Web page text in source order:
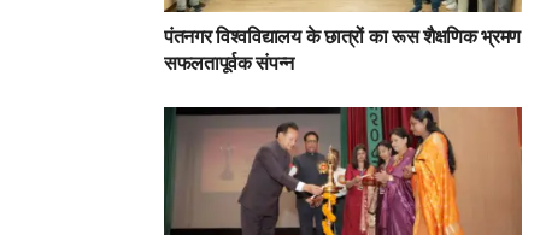
पंतनगर विश्वविद्यालय के छात्रों का रूस शैक्षणिक भ्रमण
सफलतापूर्वक संपन्न